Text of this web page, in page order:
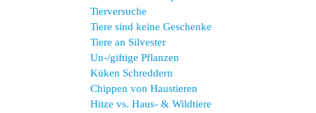
Tierversuche
Tiere sind keine Geschenke
Tiere an Silvester
Un-/giftige Pflanzen
Küken Schreddern
Chippen von Haustieren
Hitze vs. Haus- & Wildtiere